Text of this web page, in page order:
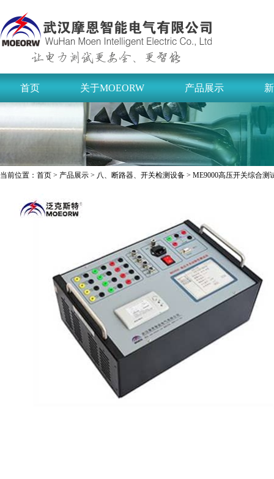
首页 关于MOEORW 产品展示
当前位置： 首页 > 产品展示 > 八、断路器、开关检测设备 > ME9000高压开关综合测